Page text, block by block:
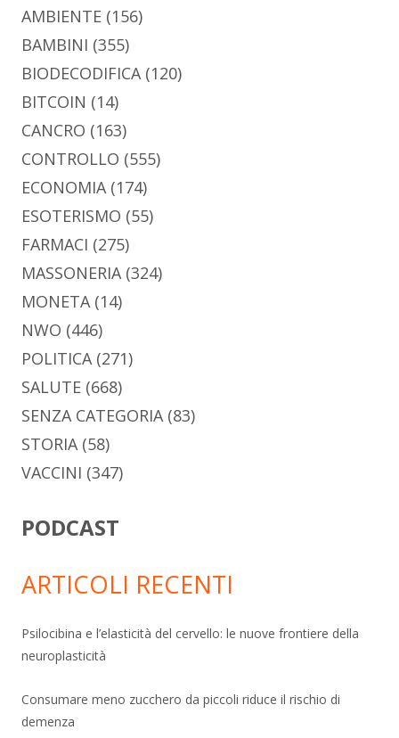
AMBIENTE (156)
BAMBINI (355)
BIODECODIFICA(120)
BITCOIN (14)
CANCRO (163)
CONTROLLO (555)
ECONOMIA(174)
ESOTERISMO (55)
FARMACI (275)
MASSONERIA(324)
MONETA(14)
NWO (446)
POLITICA(271)
SALUTE (668)
SENZA CATEGORIA(83)
STORIA(58)
VACCINI (347)
PODCAST
ARTICOLI RECENTI
Psilocibina e l’elasticità del cervello: le nuove frontiere della
neuroplasticità
Consumare meno zucchero da piccoli riduce il rischio di
demenza